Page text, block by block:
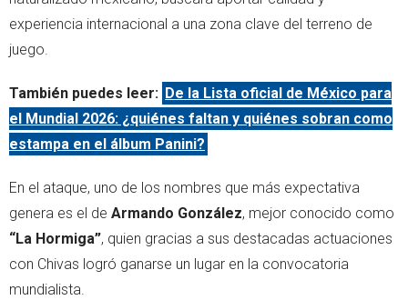
experiencia internacional a una zona clave del terreno de
juego.
También puedes leer: De la Lista oficial de México para
el Mundial 2026: ¿quiénes faltan y quiénes sobran como
estampa en el álbum Panini?
En el ataque, uno de los nombres que más expectativa
genera es el de Armando González, mejor conocido como
“La Hormiga”, quien gracias a sus destacadas actuaciones
con Chivas logró ganarse un lugar en la convocatoria
mundialista.